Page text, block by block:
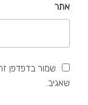
אתר
שמור בדפדפן
שאגיב.